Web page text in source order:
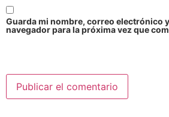
Guarda mi nombre, correo electrónico
navegador para la próxima vez que